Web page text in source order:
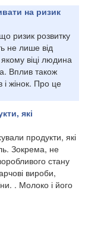
на ризик
ризик розвитку
не лише від
віці людина
Вплив також
і жінок. Про це
які
продукти, які
Зокрема, не
стану
вироби,
. Молоко і його